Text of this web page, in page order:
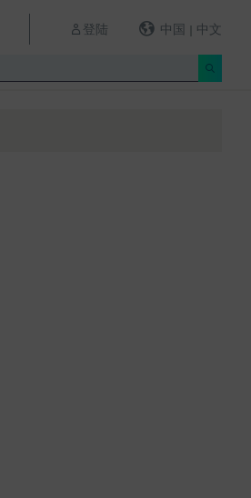
登陆 中国 | 中文